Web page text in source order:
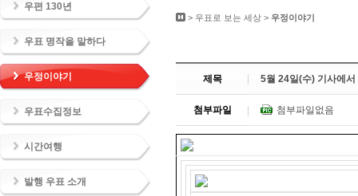
우편 130년
우표 명작을 말하다
우정이야기
우표수집정보
시간여행
발행 우표 소개
> 우표로 보는 세상 > 우정이야기
제목 5월 24일(수) 기사에
첨부파일 첨부파일없음